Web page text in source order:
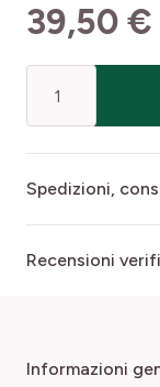
39,50 €
Spedizioni,
Recensioni
informazioni